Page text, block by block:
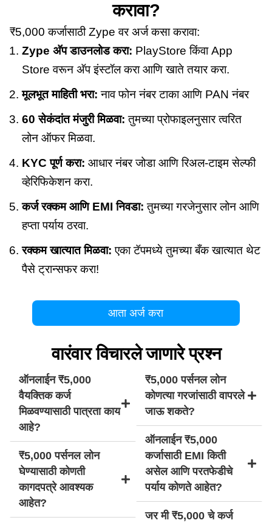
करावा?
₹5,000 कर्जासाठी Zype वर अर्ज कसा करावा:
Zype अ‍ॅप डाउनलोड करा: PlayStore किंवा App
Store वरून अ‍ॅप इंस्टॉल करा आणि खाते तयार करा.
मूलभूत माहिती भरा: नाव फोन नंबर टाका आणि PAN नंबर
60 सेकंदांत मंजुरी मिळवा: तुमच्या प्रोफाइलनुसार त्वरित
लोन ऑफर मिळवा.
KYC पूर्ण करा: आधार नंबर जोडा आणि रिअल-टाइम सेल्फी
व्हेरिफिकेशन करा.
कर्ज रक्कम आणि EMI निवडा: तुमच्या गरजेनुसार लोन आणि
हप्ता पर्याय ठरवा.
रक्कम खात्यात मिळवा: एका टॅपमध्ये तुमच्या बँक खात्यात थेट
पैसे ट्रान्सफर करा!
आता अर्ज करा
वारंवार विचारले जाणारे प्रश्न
ऑनलाईन ₹5,000
वैयक्तिक कर्ज
मिळवण्यासाठी पात्रता काय
आहे?
₹5,000 पर्सनल लोन
घेण्यासाठी कोणती
कागदपत्रे आवश्यक
आहेत?
₹5,000 पर्सनल लोन
कोणत्या गरजांसाठी वापरले
जाऊ शकते?
ऑनलाईन ₹5,000
कर्जासाठी EMI किती
असेल आणि परतफेडीचे
पर्याय कोणते आहेत?
जर मी ₹5,000 चे कर्ज